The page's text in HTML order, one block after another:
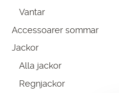
Vantar
Accessoarer sommar
Jackor
Alla jackor
Regnjackor